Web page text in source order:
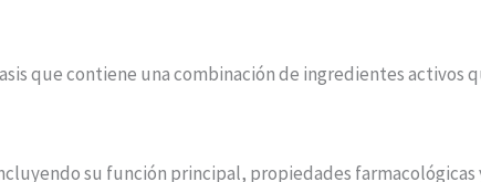
que contiene una combinación de ingredientes activos
su función principal, propiedades farmacológicas